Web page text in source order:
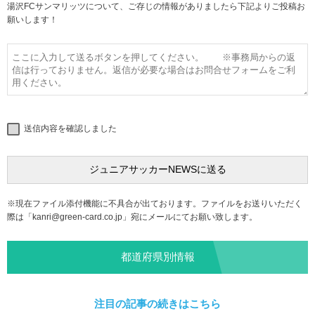
湯沢FCサンマリッツについて、ご存じの情報がありましたら下記よりご投稿お
願いします！
送信内容を確認しました
※現在ファイル添付機能に不具合が出ております。ファイルをお送りいただく
際は「 kanri@green-card.co.jp 」宛にメールにてお願い致します。
都道府県別情報
注目の記事の続きはこちら